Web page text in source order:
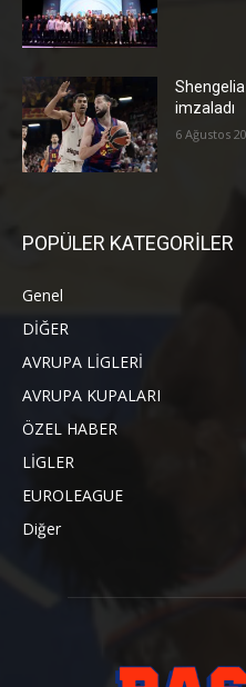
Shengelia
imzaladı
6 Ağustos
POPÜLER KATEGORİLER
Genel
DİĞER
AVRUPA LİGLERİ
AVRUPA KUPALARI
ÖZEL HABER
LİGLER
EUROLEAGUE
Diğer